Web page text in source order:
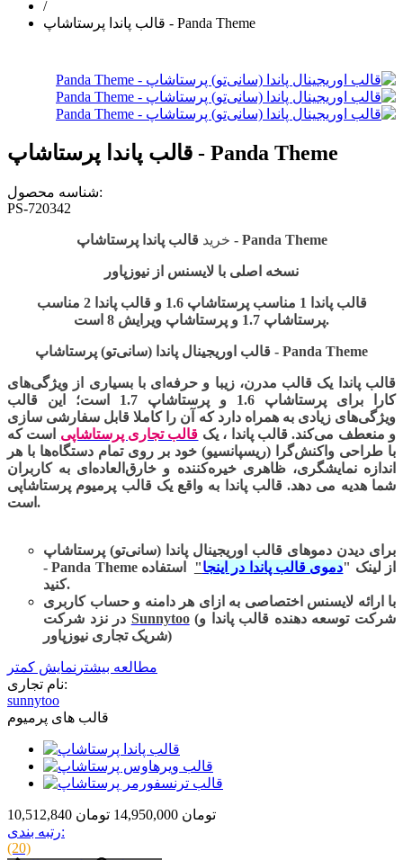
/
قالب پاندا پرستاشاپ - Panda Theme
قالب پاندا پرستاشاپ - Panda Theme
شناسه محصول:
PS-720342
خرید قالب پاندا پرستاشاپ - Panda Theme
نسخه اصلی با لایسنس از نیوزپاور
قالب پاندا 1 مناسب پرستاشاپ 1.6 و قالب پاندا 2 مناسب
پرستاشاپ 1.7 و پرستاشاپ ویرایش 8 است.
قالب اوریجینال پاندا (سانی‌تو) پرستاشاپ - Panda Theme
قالب پاندا یک قالب مدرن، زیبا و حرفه‌ای با بسیاری از ویژگی‌های
کارا برای پرستاشاپ 1.6 و پرستاشاپ 1.7 است؛ این قالب
ویژگی‌های زیادی به همراه دارد که آن را کاملا قابل سفارشی سازی
و منعطف می‌کند. قالب پاندا ، یک قالب تجاری پرستاشاپی است که
با طراحی واکنش‌گرا (ریسپانسیو) خود بر روی تمام دستگاه‌ها با هر
اندازه نمایشگری، ظاهری خیره‌کننده و خارق‌العاده‌ای به کاربران
شما هدیه می دهد. قالب پاندا به واقع یک قالب پرمیوم پرستاشاپی
است.
برای دیدن دموهای قالب اوریجینال پاندا (سانی‌تو) پرستاشاپ
- Panda Theme از لینک "دموی قالب پاندا در اینجا" استفاده
کنید.
با ارائه لایسنس اختصاصی به ازای هر دامنه وحساب کاربری
Sunnytoo (شرکت توسعه دهنده قالب پاندا و
شریک تجاری نیوزپاور)
مطالعه بیشتر نمایش کمتر
نام تجاری:
sunnytoo
قالب های پرمیوم
10,512,840 تومان 14,950,000 تومان
رتبه بندی:
(20)